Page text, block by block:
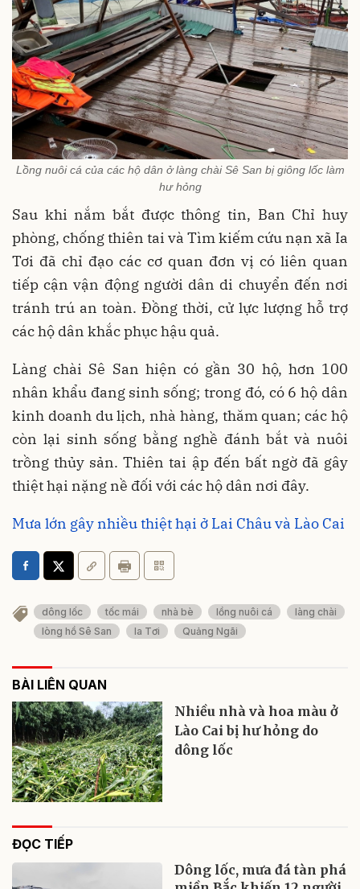
Lồng nuôi cá của các hộ dân ở làng chài Sê San bị giông lốc làm
hư hỏng
Sau khi nắm bắt được thông tin, Ban Chỉ huy
phòng, chống thiên tai và Tìm kiếm cứu nạn xã Ia
Tơi đã chỉ đạo các cơ quan đơn vị có liên quan
tiếp cận vận động người dân di chuyển đến nơi
tránh trú an toàn. Đồng thời, cử lực lượng hỗ trợ
các hộ dân khắc phục hậu quả.
Làng chài Sê San hiện có gần 30 hộ, hơn 100
nhân khẩu đang sinh sống; trong đó, có 6 hộ dân
kinh doanh du lịch, nhà hàng, thăm quan; các hộ
còn lại sinh sống bằng nghề đánh bắt và nuôi
trồng thủy sản. Thiên tai ập đến bất ngờ đã gây
thiệt hại nặng nề đối với các hộ dân nơi đây.
Mưa lớn gây nhiều thiệt hại ở Lai Châu và Lào Cai
dông lốc tốc mái nhà bè lồng nuôi cá
làng chài
lòng hồ Sê San
Ia Tơi Quảng Ngãi
BÀI LIÊN QUAN
Nhiều nhà và hoa màu ở
Lào Cai bị hư hỏng do
dông lốc
ĐỌC TIẾP
Dông lốc, mưa đá tàn phá